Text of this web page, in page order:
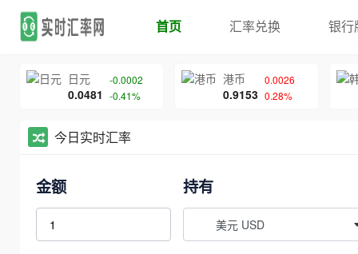
首页 汇率兑换 银行
日元
0.0481
-0.0002
-0.41%
港币
0.9153
0.0026
0.28%
今日实时汇率
金额 持有
美元 USD